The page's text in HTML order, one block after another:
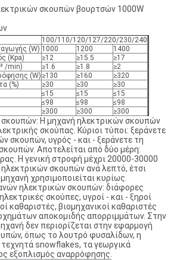
σκουπών βουρτσών 1000W
100/110/120/127/220/230/240
(W) 1000 1200
1400
(Kpa)
≥12 ≥15.5
≥17
/min)
≥1.6 ≥1.8
≥2
(W) ≥130 ≥160
≥320
(%)
≥30 ≥30
≥30
≤15 ≤15
≤15
≤98 ≤98
≤98
≥300 ≥300 ≥300
Η μηχανή ηλεκτρικών σκουπών
σκούπας. Κύριοι τύποι: ξεράνετε
σκουπών, υγρός - και - ξεράνετε τη
Αποτελείται από δύο μέρη:
Η γενική στροφή μέχρι 20000-30000
σκουπών ανά λεπτό, έτσι
χρησιμοποιείται κυρίως.
ηλεκτρικών σκουπών: διάφορες
σκούπες, υγροί - και - ξηροί
καθαριστές, βιομηχανικοί καθαριστές
αποκομιδής απορριμμάτων. Στην
δεν περιορίζεται στην εφαρμογή
όπως το λουτρό φυσαλίδων, η
snowflakes, τα γεωργικά
εξοπλισμός αναρρόφησης.